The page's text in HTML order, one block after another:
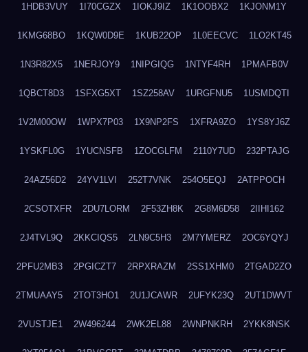
1HDB3VUY 1I70CGZX 1IOKJ9IZ 1K1OOBX2 1KJONM1Y
1KMG68BO 1KQW0D9E 1KUB22OP 1L0EECVC 1LO2KT45
1N3R82X5 1NERJOY9 1NIPGIQG 1NTYF4RH 1PMAFB0V
1QBCT8D3 1SFXG5XT 1SZ258AV 1URGFNU5 1USMDQTI
1V2M00OW 1WPX7P03 1X9NP2FS 1XFRA9ZO 1YS8YJ6Z
1YSKFL0G 1YUCNSFB 1ZOCGLFM 2110Y7UD 232PTAJG
24AZ56D2 24YV1LVI 252T7VNK 254O5EQJ 2ATPPOCH
2CSOTXFR 2DU7LORM 2F53ZH8K 2G8M6D58 2IIHI162
2J4TVL9Q 2KKCIQS5 2LN9C5H3 2M7YMERZ 2OC6YQYJ
2PFU2MB3 2PGICZT7 2RPXRAZM 2SS1XHM0 2TGAD2ZO
2TMUAAY5 2TOT3HO1 2U1JCAWR 2UFYK23Q 2UT1DWVT
2VUSTJE1 2W496244 2WK2EL88 2WNPNKRH 2YKK8NSK